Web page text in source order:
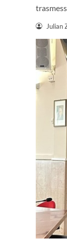
Julian